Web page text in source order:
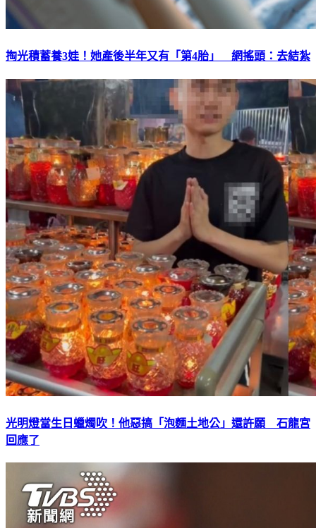
掏光積蓄養3娃！她產後半年又有「第4胎」 網搖頭：去結紮
光明燈當生日蠟燭吹！他惡搞「泡麵土地公」還許願 石龍宮
回應了